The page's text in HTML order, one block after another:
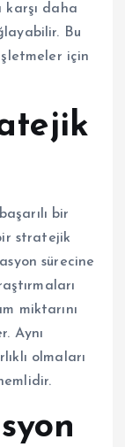
daha
Bu
için
bir
stratejik
sürecine
miktarını
Aynı
olmaları